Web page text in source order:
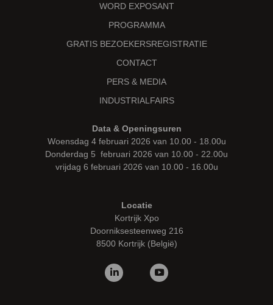
WORD EXPOSANT
PROGRAMMA
GRATIS BEZOEKERSREGISTRATIE
CONTACT
PERS & MEDIA
INDUSTRIALFAIRS
Data & Openingsuren
Woensdag 4 februari 2026 van 10.00 - 18.00u
Donderdag 5 februari 2026 van 10.00 - 22.00u
vrijdag 6 februari 2026 van 10.00 - 16.00u
Locatie
Kortrijk Xpo
Doorniksesteenweg 216
8500 Kortrijk (België)